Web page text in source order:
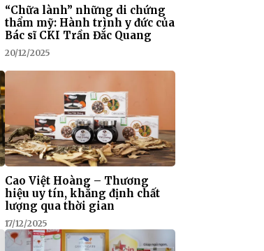
“Chữa lành” những di chứng
thẩm mỹ: Hành trình y đức của
Bác sĩ CKI Trần Đắc Quang
20/12/2025
Cao Việt Hoàng – Thương
hiệu uy tín, khẳng định chất
lượng qua thời gian
17/12/2025